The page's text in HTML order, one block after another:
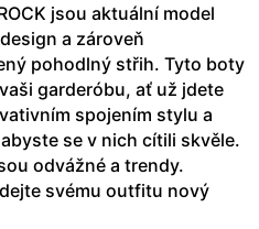
jsou aktuální model
a zároveň
pohodlný střih. Tyto boty
garderóbu, ať už jdete
spojením stylu a
se v nich cítili skvěle.
odvážné a trendy.
svému outfitu nový